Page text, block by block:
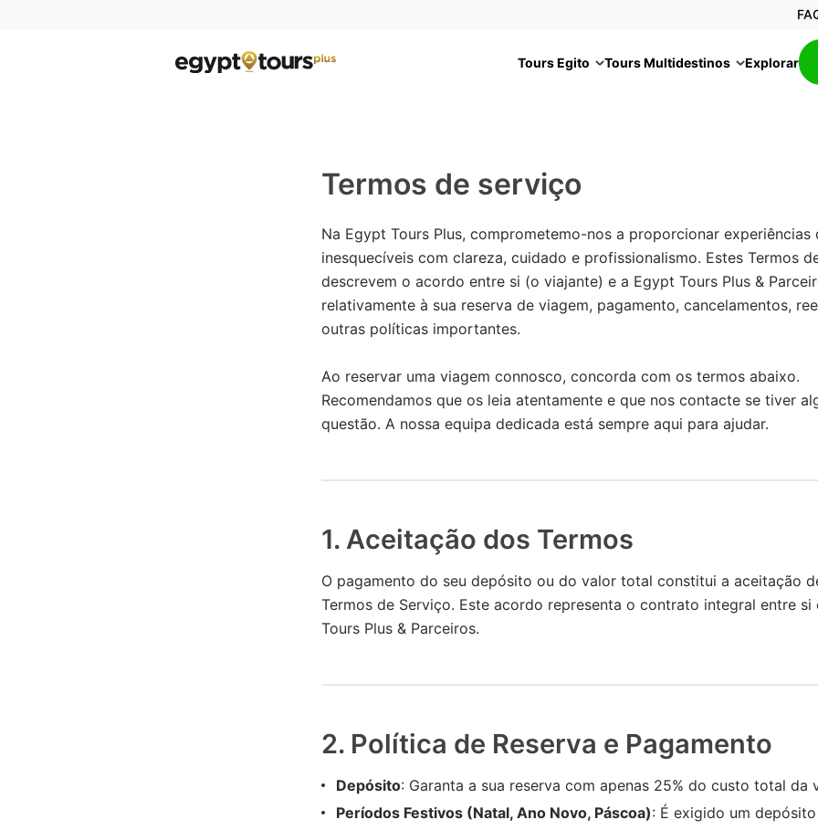
Tours Egito Tours Multidestinos Explorar
Termos de serviço
Na Egypt Tours Plus, comprometemo-nos a proporcionar experiências
inesquecíveis com clareza, cuidado e profissionalismo. Estes Termos
descrevem o acordo entre si (o viajante) e a Egypt Tours Plus &
relativamente à sua reserva de viagem, pagamento, cancelamentos,
outras políticas importantes.
Ao reservar uma viagem connosco, concorda com os termos abaixo.
Recomendamos que os leia atentamente e que nos contacte se tiver
questão. A nossa equipa dedicada está sempre aqui para ajudar.
1. Aceitação dos Termos
O pagamento do seu depósito ou do valor total constitui a aceitação
Termos de Serviço. Este acordo representa o contrato integral entre si
Tours Plus & Parceiros.
2. Política de Reserva e Pagamento
Depósito: Garanta a sua reserva com apenas 25% do custo total da
Períodos Festivos (Natal, Ano Novo, Páscoa): É exigido um